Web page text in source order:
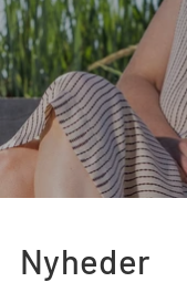
Nyheder